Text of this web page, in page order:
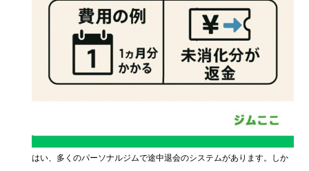
はい、多くのパーソナルジムで途中退会のシステムがあります。しか